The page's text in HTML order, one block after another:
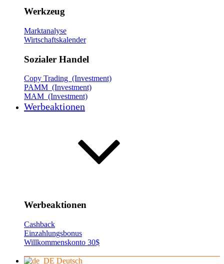
Werkzeug
Marktanalyse
Wirtschaftskalender
Sozialer Handel
Copy Trading (Investment)
PAMM (Investment)
MAM (Investment)
Werbeaktionen
Werbeaktionen
Cashback
Einzahlungsbonus
Willkommenskonto 30$
Deutsch